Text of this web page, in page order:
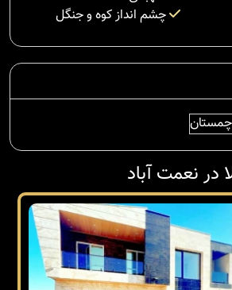
چشم انداز کوه و جنگل
چمستان
در نعمت آباد